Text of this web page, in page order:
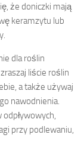
że doniczki mają
keramzytu lub
dla roślin
liście roślin
a także używaj
nawodnienia.
przy podlewaniu,